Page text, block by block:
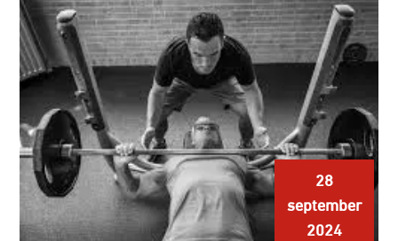
28
september
2024